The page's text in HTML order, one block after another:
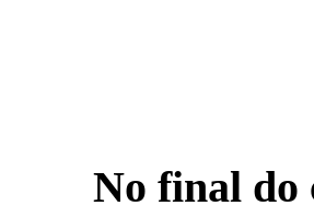
No final do